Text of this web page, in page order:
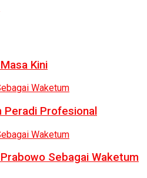
Kini
Profesional
Sebagai Waketum